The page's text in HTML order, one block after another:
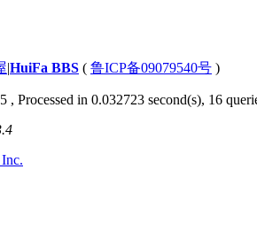
|HuiFa BBS ( 鲁ICP备09079540号 )
, Processed in 0.032723 second(s), 16